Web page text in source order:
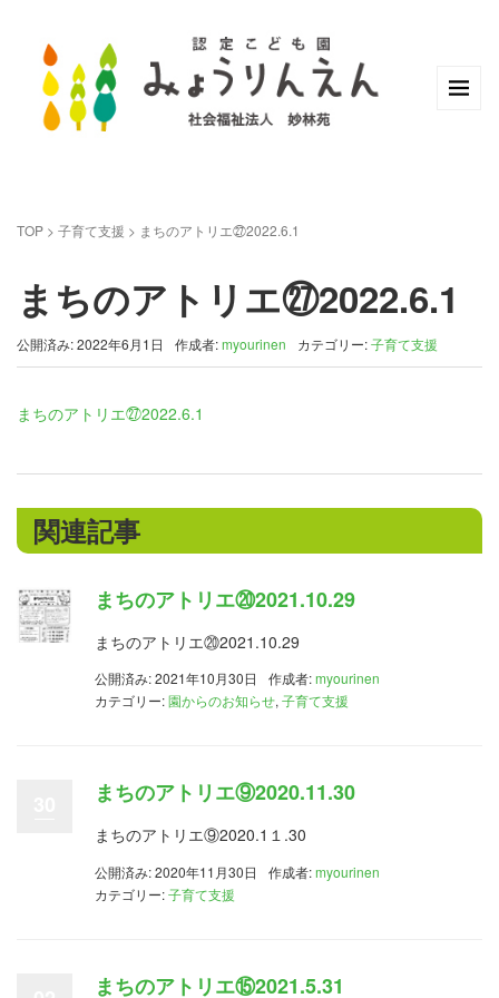
TOP > 子育て支援 > まちのアトリエ㉗2022.6.1
まちのアトリエ㉗2022.6.1
公開済み: 2022年6月1日 作成者:myourinen カテゴリー:子育て支援
まちのアトリエ㉗2022.6.1
関連記事
まちのアトリエ⑳2021.10.29
まちのアトリエ⑳2021.10.29
公開済み: 2021年10月30日 作成者:myourinen
カテゴリー:園からのお知らせ, 子育て支援
まちのアトリエ⑨2020.11.30
まちのアトリエ⑨2020.1１.30
公開済み: 2020年11月30日 作成者:myourinen
カテゴリー:子育て支援
まちのアトリエ⑮2021.5.31